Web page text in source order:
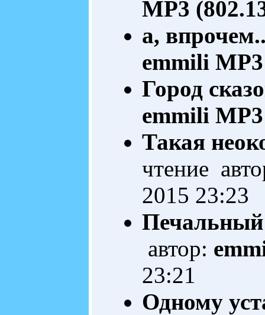
MP3
а,
emmili
Город
emmili
Такая
чтение
2015 23:23
автор:
23:21
Одному